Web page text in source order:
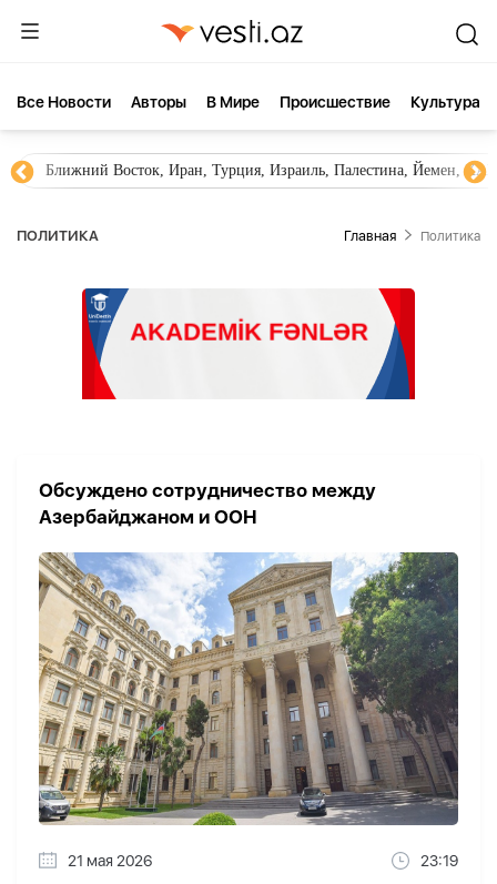
Все Новости Aвторы В Мире Происшествие Культура
Ближний Восток, Иран, Турция, Израиль, Палестина, Йемен,
ПОЛИТИКА Главная Политика
Обсуждено сотрудничество между
Азербайджаном и ООН
21 мая 2026 23:19